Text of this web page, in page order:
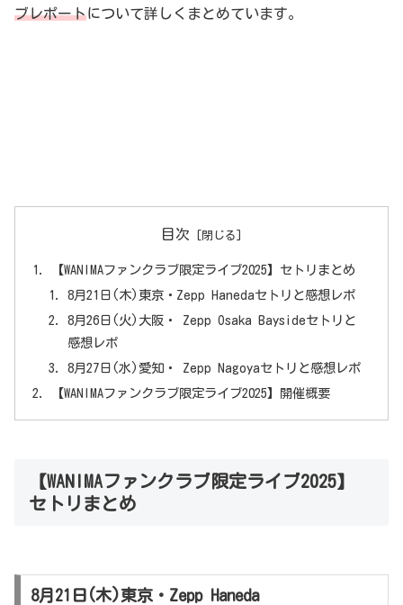
ブレポートについて詳しくまとめています。
目次
【WANIMAファンクラブ限定ライブ2025】セトリまとめ
8月21日(木)東京・Zepp Hanedaセトリと感想レポ
8月26日(火)大阪・ Zepp Osaka Baysideセトリと
感想レポ
8月27日(水)愛知・ Zepp Nagoyaセトリと感想レポ
【WANIMAファンクラブ限定ライブ2025】開催概要
【WANIMAファンクラブ限定ライブ2025】
セトリまとめ
8月21日(木)東京・Zepp Haneda